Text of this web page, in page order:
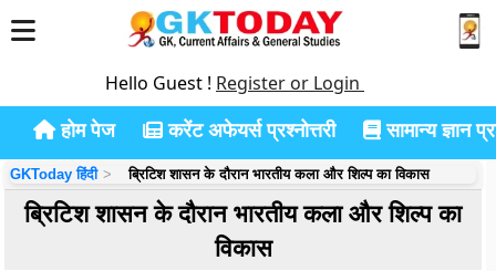
Hello Guest ! Register or Login
होम पेज करेंट अफेयर्स प्रश्नोत्तरी सामान्य ज्ञान
GKToday हिंदी ब्रिटिश शासन के दौरान भारतीय कला और शिल्प का विकास
ब्रिटिश शासन के दौरान भारतीय कला और शिल्प का
विकास